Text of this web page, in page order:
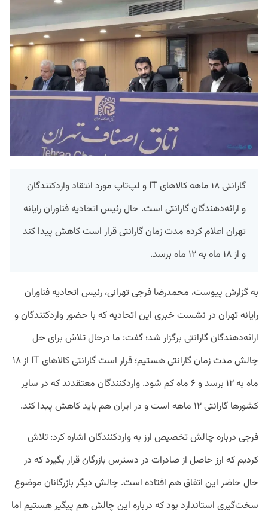
گارانتی ۱۸ ماهه کالاهای IT و لپ‌تاپ مورد انتقاد واردکنندگان
و ارائه‌دهندگان گارانتی است. حال رئیس اتحادیه فناوران رایانه
تهران اعلام کرده مدت زمان گارانتی قرار است کاهش پیدا کند
و از ۱۸ ماه به ۱۲ ماه برسد.
به گزارش پیوست، محمدرضا فرجی تهرانی، رئیس اتحادیه فناوران
رایانه تهران در نشست خبری این اتحادیه که با حضور واردکنندگان و
ارائه‌دهندگان گارانتی برگزار شد؛ گفت: ما درحال تلاش برای حل
چالش مدت زمان گارانتی هستیم؛ قرار است گارانتی کالاهای IT از ۱۸
ماه به ۱۲ برسد و ۶ ماه کم شود. واردکنندگان معتقدند که در سایر
کشورها گارانتی ۱۲ ماهه است و در ایران هم باید کاهش پیدا کند.
فرجی درباره چالش تخصیص ارز به واردکنندگان اشاره کرد: تلاش
کردیم که ارز حاصل از صادرات در دسترس بازرگان قرار بگیرد که در
حال حاضر این اتفاق هم افتاده است. چالش دیگر بازرگانان موضوع
سخت‌گیری استاندارد بود که درباره این چالش هم پیگیر هستیم اما